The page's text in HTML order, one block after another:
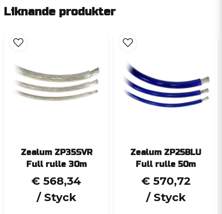
Liknande produkter
Zealum ZP35SVR
Full rulle 30m
€ 568,34
/ Styck
Zealum ZP25BLU
Full rulle 50m
€ 570,72
/ Styck